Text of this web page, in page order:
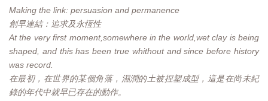
Making the link: persuasion and permanence
創早連結：追求及永恆性
At the very first moment,somewhere in the world,wet clay is being
shaped, and this has been true whithout and since before history
was record.
在最初，在世界的某個角落，濕潤的土被捏塑成型，這是在尚未紀
錄的年代中就早已存在的動作。